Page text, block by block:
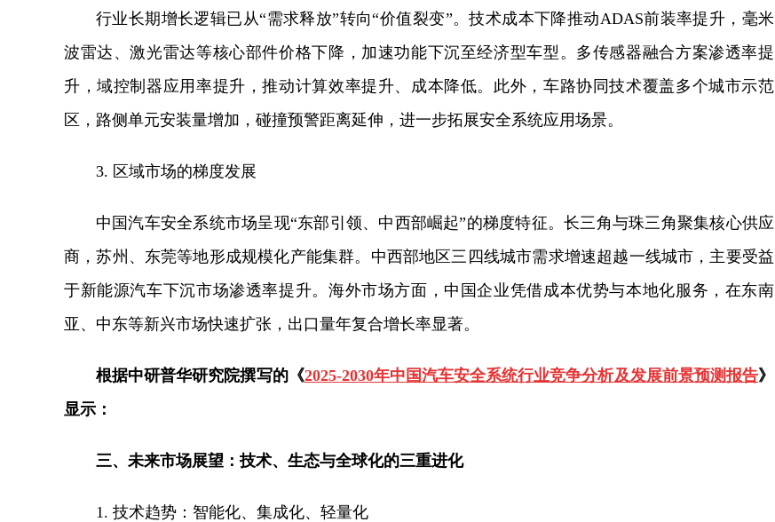
行业长期增长逻辑已从“需求释放”转向“价值裂变”。技术成本下降推动ADAS前装率提升，毫米
波雷达、激光雷达等核心部件价格下降，加速功能下沉至经济型车型。多传感器融合方案渗透率提
升，域控制器应用率提升，推动计算效率提升、成本降低。此外，车路协同技术覆盖多个城市示范
区，路侧单元安装量增加，碰撞预警距离延伸，进一步拓展安全系统应用场景。
3. 区域市场的梯度发展
中国汽车安全系统市场呈现“东部引领、中西部崛起”的梯度特征。长三角与珠三角聚集核心供应
商，苏州、东莞等地形成规模化产能集群。中西部地区三四线城市需求增速超越一线城市，主要受益
于新能源汽车下沉市场渗透率提升。海外市场方面，中国企业凭借成本优势与本地化服务，在东南
亚、中东等新兴市场快速扩张，出口量年复合增长率显著。
根据中研普华研究院撰写的《2025-2030年中国汽车安全系统行业竞争分析及发展前景预测报告》
显示：
三、 未来市场展望：技术、生态与全球化的三重进化
1. 技术趋势：智能化、集成化、轻量化